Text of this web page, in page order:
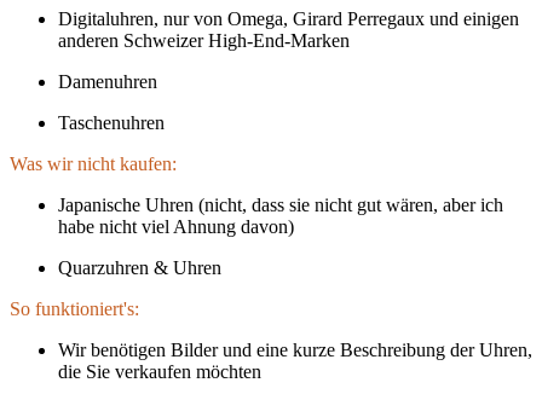
Digitaluhren, nur von Omega, Girard Perregaux und einigen
anderen Schweizer High-End-Marken
Damenuhren
Taschenuhren
Was wir nicht kaufen:
Japanische Uhren (nicht, dass sie nicht gut wären, aber ich
habe nicht viel Ahnung davon)
Quarzuhren & Uhren
So funktioniert's:
Wir benötigen Bilder und eine kurze Beschreibung der Uhren,
die Sie verkaufen möchten